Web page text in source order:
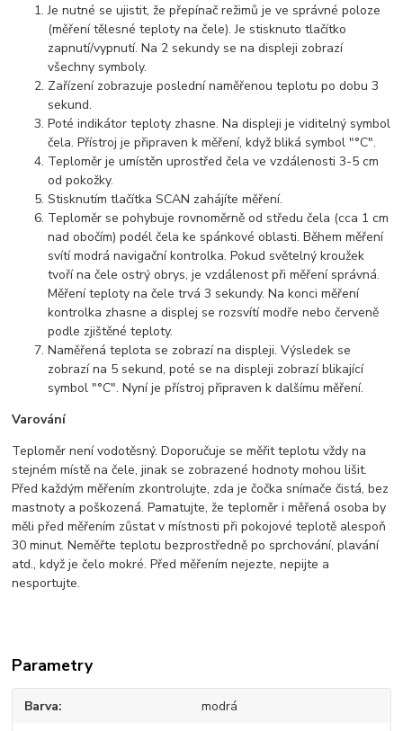
Je nutné se ujistit, že přepínač režimů je ve správné poloze
(měření tělesné teploty na čele). Je stisknuto tlačítko
zapnutí/vypnutí. Na 2 sekundy se na displeji zobrazí
všechny symboly.
Zařízení zobrazuje poslední naměřenou teplotu po dobu 3
sekund.
Poté indikátor teploty zhasne. Na displeji je viditelný symbol
čela. Přístroj je připraven k měření, když bliká symbol "°C".
Teploměr je umístěn uprostřed čela ve vzdálenosti 3-5 cm
od pokožky.
Stisknutím tlačítka SCAN zahájíte měření.
Teploměr se pohybuje rovnoměrně od středu čela (cca 1 cm
nad obočím) podél čela ke spánkové oblasti. Během měření
svítí modrá navigační kontrolka. Pokud světelný kroužek
tvoří na čele ostrý obrys, je vzdálenost při měření správná.
Měření teploty na čele trvá 3 sekundy. Na konci měření
kontrolka zhasne a displej se rozsvítí modře nebo červeně
podle zjištěné teploty.
Naměřená teplota se zobrazí na displeji. Výsledek se
zobrazí na 5 sekund, poté se na displeji zobrazí blikající
symbol "°C". Nyní je přístroj připraven k dalšímu měření.
Varování
Teploměr není vodotěsný. Doporučuje se měřit teplotu vždy na
stejném místě na čele, jinak se zobrazené hodnoty mohou lišit.
Před každým měřením zkontrolujte, zda je čočka snímače čistá, bez
mastnoty a poškozená. Pamatujte, že teploměr i měřená osoba by
měli před měřením zůstat v místnosti při pokojové teplotě alespoň
30 minut. Neměřte teplotu bezprostředně po sprchování, plavání
atd., když je čelo mokré. Před měřením nejezte, nepijte a
nesportujte.
Parametry
Barva modrá